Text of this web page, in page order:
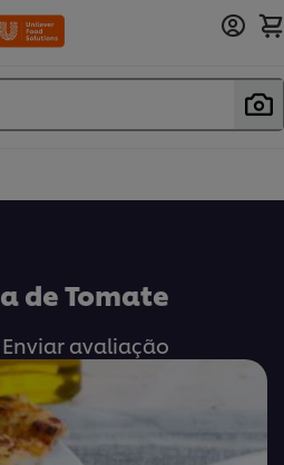
de Tomate
Nenhuma
avaliação
enviada
para
Enviar avaliação